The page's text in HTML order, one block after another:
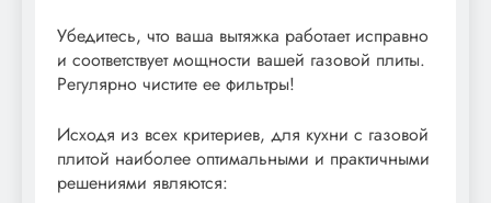
Убедитесь, что ваша вытяжка работает исправно
и соответствует мощности вашей газовой плиты.
Регулярно чистите ее фильтры!
Исходя из всех критериев, для кухни с газовой
плитой наиболее оптимальными и практичными
решениями являются: